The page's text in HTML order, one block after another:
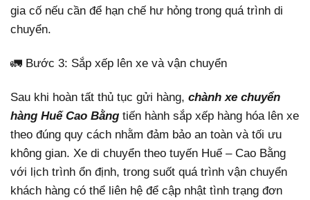
gia cố nếu cần để hạn chế hư hỏng trong quá trình di
chuyển.
🚛 Bước 3: Sắp xếp lên xe và vận chuyển
Sau khi hoàn tất thủ tục gửi hàng, chành xe chuyển
hàng Huế Cao Bằng tiến hành sắp xếp hàng hóa lên xe
theo đúng quy cách nhằm đảm bảo an toàn và tối ưu
không gian. Xe di chuyển theo tuyến Huế – Cao Bằng
với lịch trình ổn định, trong suốt quá trình vận chuyển
khách hàng có thể liên hệ để cập nhật tình trạng đơn